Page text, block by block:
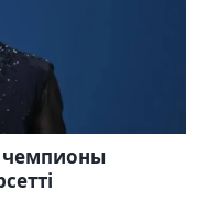
чемпионы